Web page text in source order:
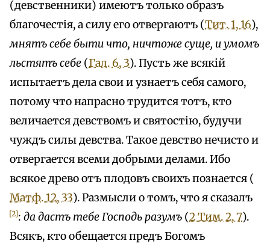
(девственники) имеютъ только образъ
благочестія, а силу его отвергаютъ (Тит. 1, 16),
мнятъ себе быти что, ничтоже суще, и умомъ
льстятъ себе (Гал. 6, 3). Пусть же всякій
испытаетъ дела свои и узнаетъ себя самого,
потому что напрасно трудится тотъ, кто
величается девствомъ и святостію, будучи
чуждъ силы девства. Такое девство нечисто и
отвергается всеми добрыми делами. Ибо
всякое древо отъ плодовъ своихъ познается (
Матф. 12, 33). Размысли о томъ, что я сказалъ
[2]:да дастъ тебе Господь разумъ (2 Тим. 2, 7).
Всякъ, кто обещается предъ Богомъ